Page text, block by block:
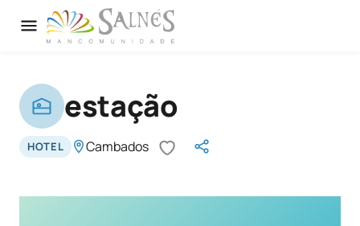
estação
HOTEL Cambados